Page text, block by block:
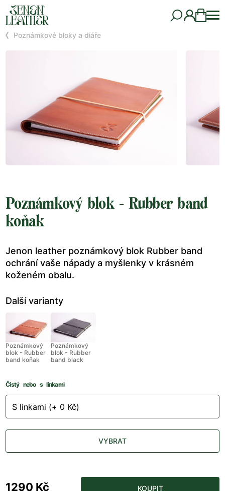
Poznámkové bloky a diáře
Poznámkový blok - Rubber band
koňak
Jenon leather poznámkový blok Rubber band
ochrání vaše nápady a myšlenky v krásném
koženém obalu.
Další varianty
Poznámkový
blok - Rubber
band koňak
Poznámkový
blok - Rubber
band black
Čistý nebo s linkami
VYBRAT
1290 Kč KOUPIT